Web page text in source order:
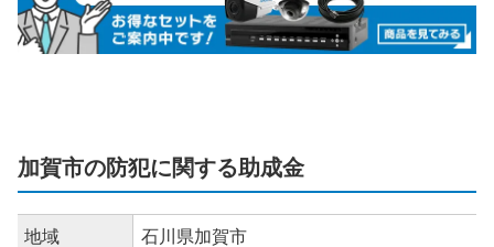
加賀市の防犯に関する助成金
地域 石川県加賀市